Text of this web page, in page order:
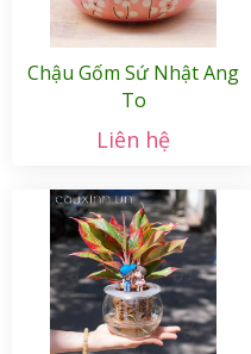
Chậu Gốm Sứ Nhật Ang
To
Liên hệ